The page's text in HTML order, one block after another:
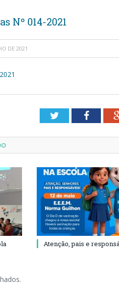
Nº 014-2021
DE 2021
Twitter
Atenção, pais e